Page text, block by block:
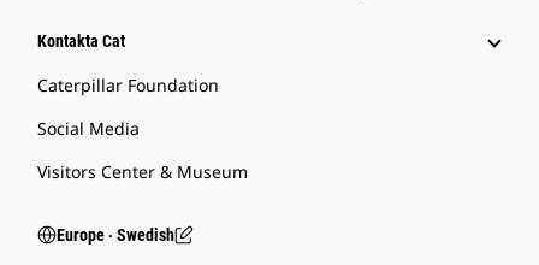
Kontakta Cat
Caterpillar Foundation
Social Media
Visitors Center & Museum
Europe ‧ Swedish